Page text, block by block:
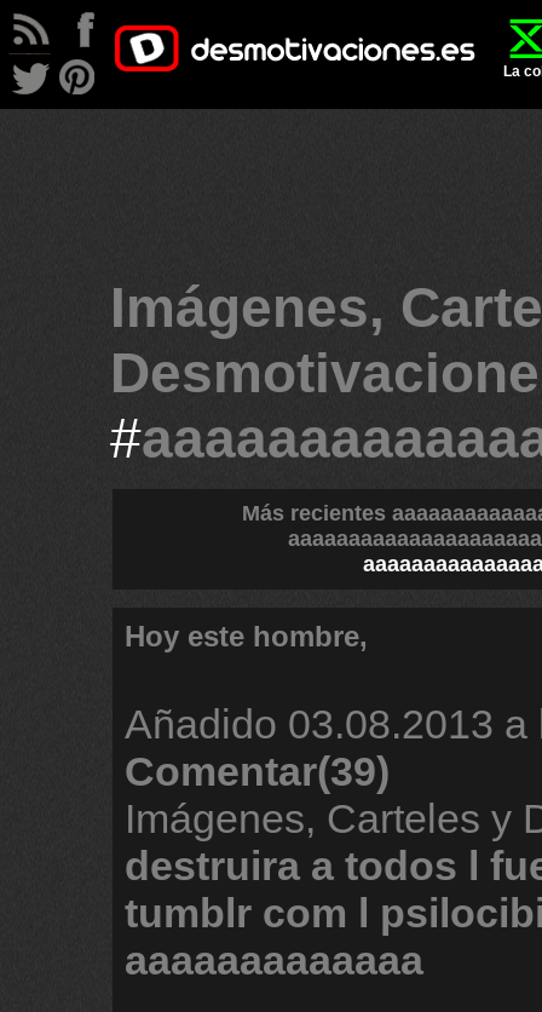
La
Imágenes,
#
Más recientes
Hoy este hombre,
Añadido 03.08.2013 a
Comentar(39)
Imágenes, Carteles y
destruira a todos l
tumblr com l
aaaaaaaaaaaaa